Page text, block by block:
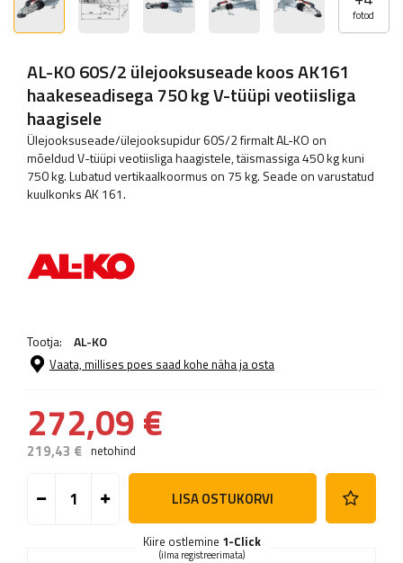
fotod
AL-KO 60S/2 ülejooksuseade koos AK161
haakeseadisega 750 kg V-tüüpi veotiisliga
haagisele
Ülejooksuseade/ülejooksupidur 60S/2 firmalt AL-KO on
mõeldud V-tüüpi veotiisliga haagistele, täismassiga 450 kg kuni
750 kg. Lubatud vertikaalkoormus on 75 kg. Seade on varustatud
kuulkonks AK 161.
Tootja: AL-KO
Vaata, millises poes saad kohe näha ja osta
272,09 €
219,43 € netohind
LISA OSTUKORVI
Kiire ostlemine 1-Click
(ilma registreerimata)